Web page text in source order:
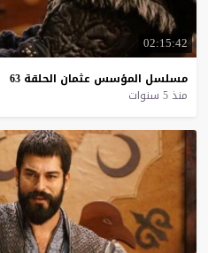
02:15:42
مسلسل المؤسس عثمان الحلقة 63
منذ 5 سنوات